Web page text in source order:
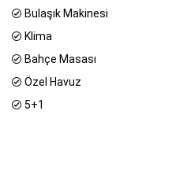
Bulaşık Makinesi
Klima
Bahçe Masası
Özel Havuz
5+1